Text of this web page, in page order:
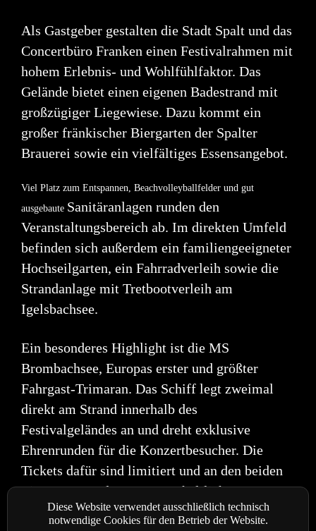
Als Gastgeber gestalten die Stadt Spalt und das
Concertbüro Franken einen Festivalrahmen mit
hohem Erlebnis- und Wohlfühlfaktor. Das
Gelände bietet einen eigenen Badestrand mit
großzügiger Liegewiese. Dazu kommt ein
großer fränkischer Biergarten der Spalter
Brauerei sowie ein vielfältiges Essensangebot.
Viel Platz zum Entspannen, Beachvolleyballfelder und gut
ausgebaute Sanitäranlagen runden den
Veranstaltungsbereich ab. Im direkten Umfeld
befinden sich außerdem ein familiengeeigneter
Hochseilgarten, ein Fahrradverleih sowie die
Strandanlage mit Tretbootverleih am
Igelsbachsee.
Ein besonderes Highlight ist die MS
Brombachsee, Europas erster und größter
Fahrgast-Trimaran. Das Schiff legt zweimal
direkt am Strand innerhalb des
Festivalgeländes an und dreht exklusive
Ehrenrunden für die Konzertbesucher. Die
Tickets dafür sind limitiert und an den beiden
Eingängenan den Kassen erhältlich.
Vielen Dank an Concertbüro Franken für die Bereitstellung des
Diese Website verwendet ausschließlich technisch
notwendige Cookies für den Betrieb der Website.